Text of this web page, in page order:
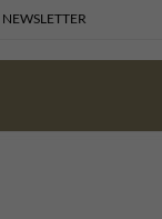
NEWSLETTER